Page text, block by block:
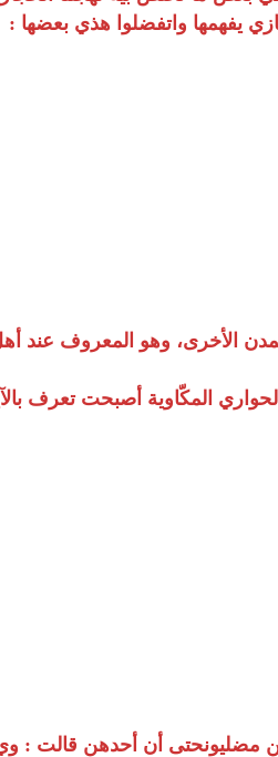
يفهمها واتفضلوا هذي بعضها :
الأخرى، وهو المعروف عند
المكّاوية أصبحت تعرف
مضليونحتى أن أحدهن قالت : وي